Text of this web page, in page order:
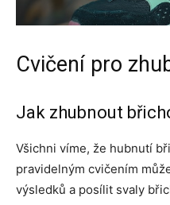
Cvičení pro
Jak zhubnout
Všichni víme, že hubnutí
pravidelným cvičením
výsledků a posílit svaly